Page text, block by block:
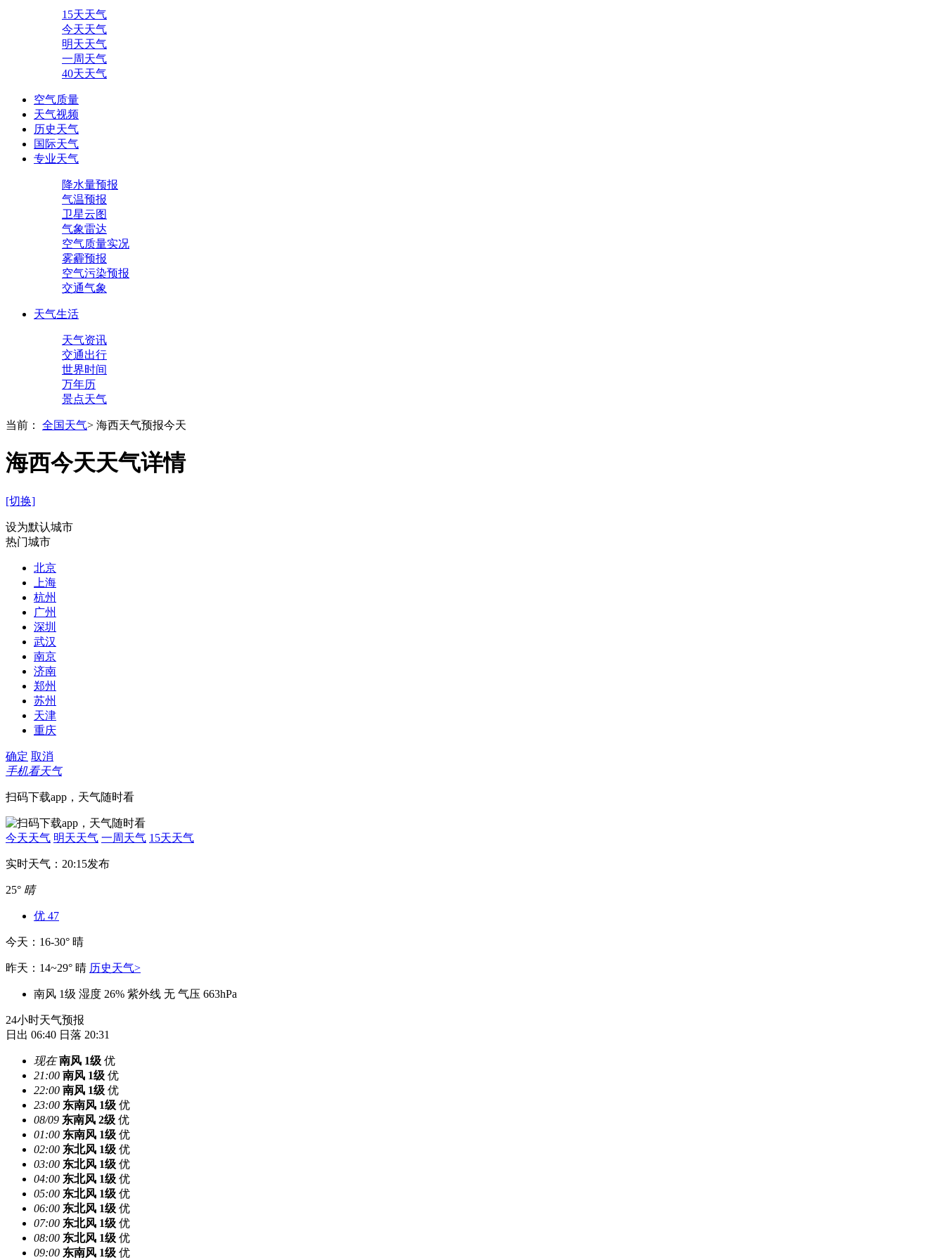
15天天气
今天天气
明天天气
一周天气
40天天气
空气质量
天气视频
历史天气
国际天气
专业天气
降水量预报
气温预报
卫星云图
气象雷达
空气质量实况
雾霾预报
空气污染预报
交通气象
天气生活
天气资讯
交通出行
世界时间
万年历
景点天气
当前： 全国天气> 海西天气预报今天
海西今天天气详情
[切换]
设为默认城市
热门城市
北京
上海
杭州
广州
深圳
武汉
南京
济南
郑州
苏州
天津
重庆
确定 取消
手机看天气
扫码下载app，天气随时看
今天天气 明天天气 一周天气 15天天气
实时天气：20:15发布
25° 晴
优 47
今天：16-30° 晴
昨天：14~29° 晴 历史天气>
南风 1级 湿度 26% 紫外线 无 气压 663hPa
24小时天气预报
日出 06:40 日落 20:31
现在 南风 1级 优
21:00 南风 1级 优
22:00 南风 1级 优
23:00 东南风 1级 优
08/09 东南风 2级 优
01:00 东南风 1级 优
02:00 东北风 1级 优
03:00 东北风 1级 优
04:00 东北风 1级 优
05:00 东北风 1级 优
06:00 东北风 1级 优
07:00 东北风 1级 优
08:00 东北风 1级 优
09:00 东南风 1级 优